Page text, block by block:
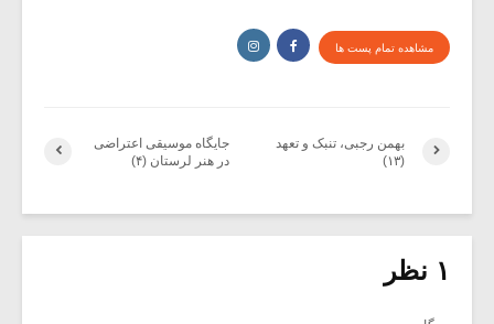
مشاهده تمام پست ها
جایگاه موسیقی اعتراضی
در هنر لرستان (۴)
بهمن رجبی، تنبک و تعهد
(۱۳)
۱ نظر